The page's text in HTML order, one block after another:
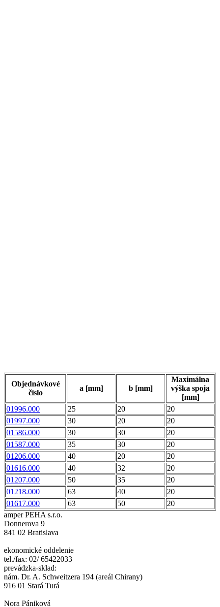
Objednávkové
číslo
a [mm] b [mm]
Maximálna
výška spoja
[mm]
01996.000
25 20
20
01997.000
30 20
20
01586.000
30 30
20
01587.000
35 30
20
01206.000
40 20
20
01616.000
40 32
20
01207.000
50 35
20
01218.000
63 40
20
01617.000
63 50
20
amper PEHA s.r.o.
Donnerova 9
841 02 Bratislava
ekonomické oddelenie
tel./fax: 02/ 65422033
prevádzka-sklad:
nám. Dr. A. Schweitzera 194 (areál Chirany)
916 01 Stará Turá
Nora Pániková